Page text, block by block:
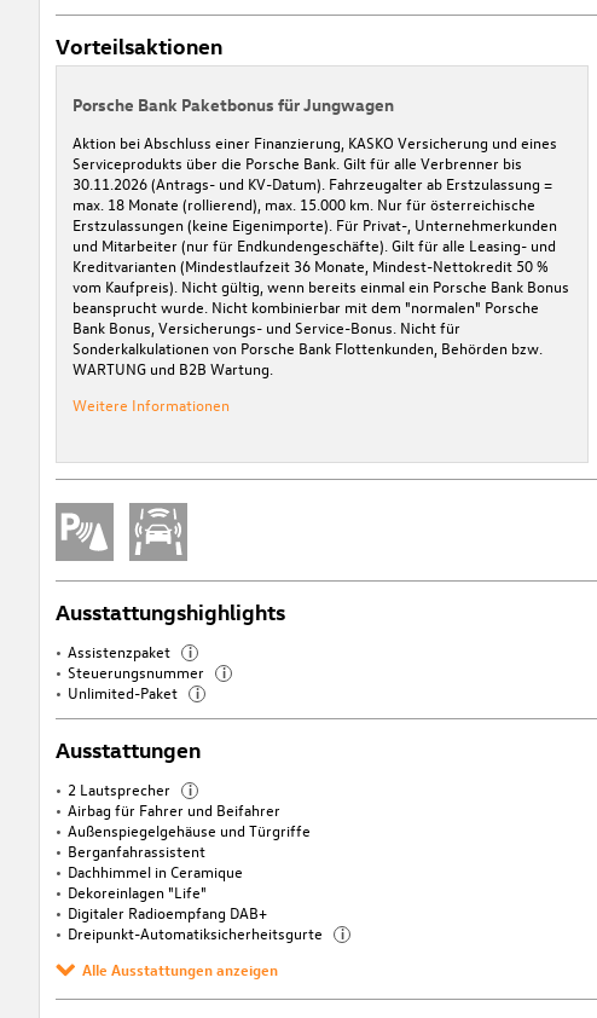
Vorteilsaktionen
Porsche Bank Paketbonus für Jungwagen
Aktion bei Abschluss einer Finanzierung, KASKO Versicherung und eines
Serviceprodukts über die Porsche Bank. Gilt für alle Verbrenner bis
30.11.2026 (Antrags- und KV-Datum). Fahrzeugalter ab Erstzulassung =
max. 18 Monate (rollierend), max. 15.000 km. Nur für österreichische
Erstzulassungen (keine Eigenimporte). Für Privat-, Unternehmerkunden
und Mitarbeiter (nur für Endkundengeschäfte). Gilt für alle Leasing- und
Kreditvarianten (Mindestlaufzeit 36 Monate, Mindest-Nettokredit 50 %
vom Kaufpreis). Nicht gültig, wenn bereits einmal ein Porsche Bank Bonus
beansprucht wurde. Nicht kombinierbar mit dem "normalen" Porsche
Bank Bonus, Versicherungs- und Service-Bonus. Nicht für
Sonderkalkulationen von Porsche Bank Flottenkunden, Behörden bzw.
WARTUNG und B2B Wartung.
Weitere Informationen
Ausstattungshighlights
Assistenzpaket i
Steuerungsnummer i
Unlimited-Paket i
Ausstattungen
2 Lautsprecher i
Airbag für Fahrer und Beifahrer
Außenspiegelgehäuse und Türgriffe
Berganfahrassistent
Dachhimmel in Ceramique
Dekoreinlagen "Life"
Digitaler Radioempfang DAB+
Dreipunkt-Automatiksicherheitsgurte
i
Alle Ausstattungen anzeigen